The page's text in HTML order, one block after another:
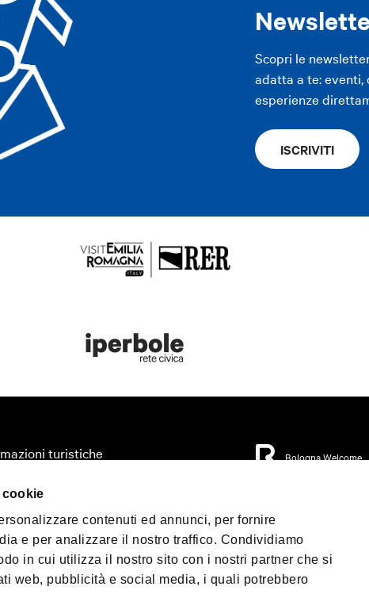
cookie
contenuti ed annunci, per fornire
e per analizzare il nostro traffico. Condividiamo
in cui utilizza il nostro sito con i nostri partner che si
web, pubblicità e social media, i quali potrebbero
Scopri le
adatta a te: eventi,
esperienze
ISCRIVITI
turistiche
accessibile
& Press
Bologna Welcome
Condizioni di Vendita
©2026 All rights reserved.
Nettuno, 1, 40124 -